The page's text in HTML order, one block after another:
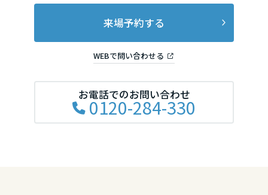
来場予約する
WEBで問い合わせる
お電話でのお問い合わせ
0120-284-330